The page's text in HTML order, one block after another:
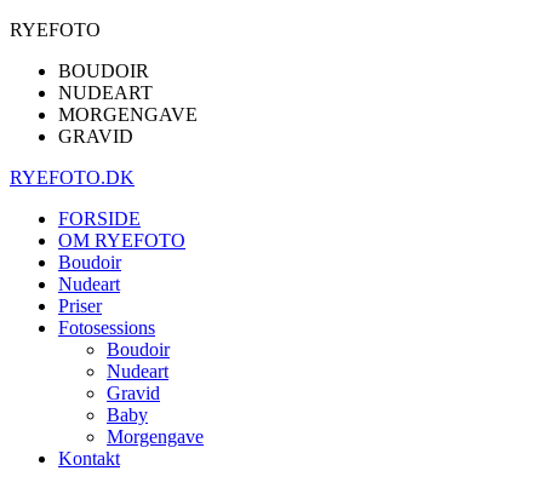
RYEFOTO
BOUDOIR
NUDEART
MORGENGAVE
GRAVID
RYEFOTO.DK
FORSIDE
OM RYEFOTO
Boudoir
Nudeart
Priser
Fotosessions
Boudoir
Nudeart
Gravid
Baby
Morgengave
Kontakt